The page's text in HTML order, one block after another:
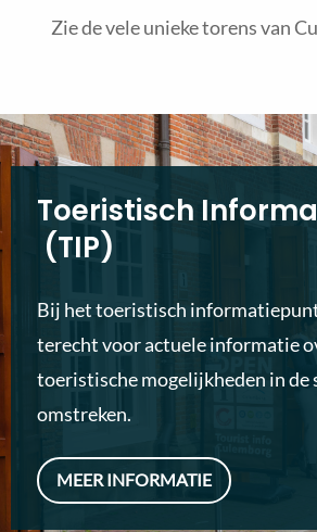
Zie de vele unieke torens van
Toeristisch
(TIP)
Bij het toeristisch
terecht voor actuele informatie
toeristische mogelijkheden in de
omstreken.
MEER INFORMATIE